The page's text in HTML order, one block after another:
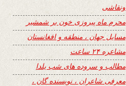
ونقاشی
محرم ماه پیروزی خون بر شمشیر
مسایل جهان ، منطقه و افغانستان
مشاعره ۲۴ ساعت
مطالب و سروده های شب یلدا
معرفی شاعران ، نویسنده گان ،